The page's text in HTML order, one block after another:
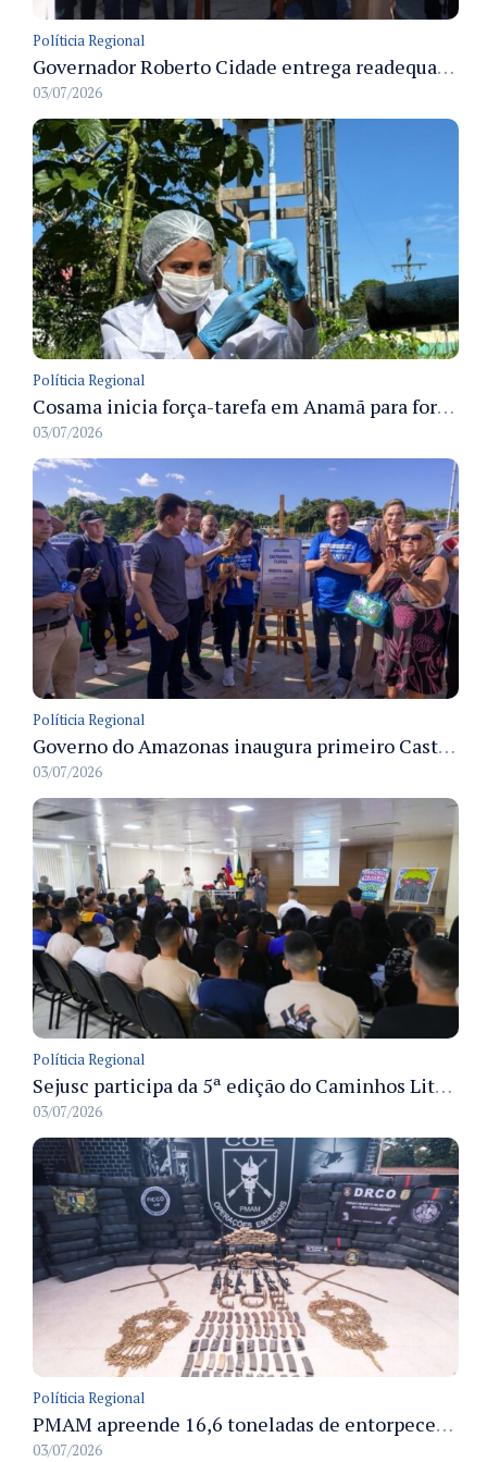
Políticia Regional
Governador Roberto Cidade entrega readequação do ambulatório da FCecon e amplia capacidade de atendimento oncológico em Manaus
03/07/2026
Políticia Regional
Cosama inicia força-tarefa em Anamã para fortalecer abastecimento de água e segurança hídrica da população
03/07/2026
Políticia Regional
Governo do Amazonas inaugura primeiro Castramóvel Fluvial para atendimento veterinário às comunidades ribeirinhas e castração gratuita
03/07/2026
Políticia Regional
Sejusc participa da 5ª edição do Caminhos Literários com foco na cultura hip-hop nas unidades socioeducativas
03/07/2026
Políticia Regional
PMAM apreende 16,6 toneladas de entorpecentes e registra aumento nas prisões em flagrante e nas capturas de foragidos no primeiro semestre de 2026
03/07/2026